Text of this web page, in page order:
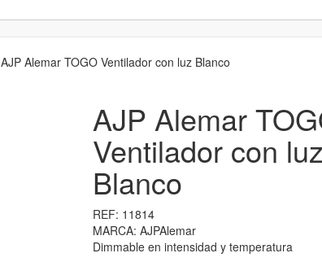
AJP Alemar TOGO Ventilador con luz Blanco
AJP Alemar
Ventilador con luz
Blanco
REF: 11814
MARCA: AJPAlemar
Dimmable en intensidad y temperatura